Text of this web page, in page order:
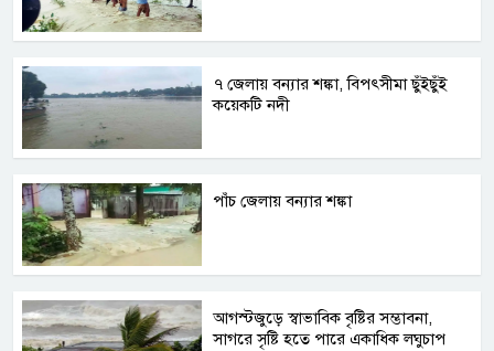
৭ জেলায় বন্যার শঙ্কা, বিপৎসীমা ছুঁইছুঁই
কয়েকটি নদী
পাঁচ জেলায় বন্যার শঙ্কা
আগস্টজুড়ে স্বাভাবিক বৃষ্টির সম্ভাবনা,
সাগরে সৃষ্টি হতে পারে একাধিক লঘুচাপ